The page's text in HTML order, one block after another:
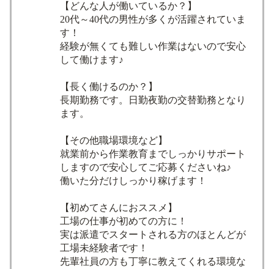
【どんな人が働いているか？】
20代～40代の男性が多くが活躍されていま
す！
経験が無くても難しい作業はないので安心
して働けます♪
【長く働けるのか？】
長期勤務です。日勤夜勤の交替勤務となり
ます。
【その他職場環境など】
就業前から作業教育までしっかりサポート
しますので安心してご応募くださいね♪
働いた分だけしっかり稼げます！
【初めてさんにおススメ】
工場の仕事が初めての方に！
実は派遣でスタートされる方のほとんどが
工場未経験者です！
先輩社員の方も丁寧に教えてくれる環境な